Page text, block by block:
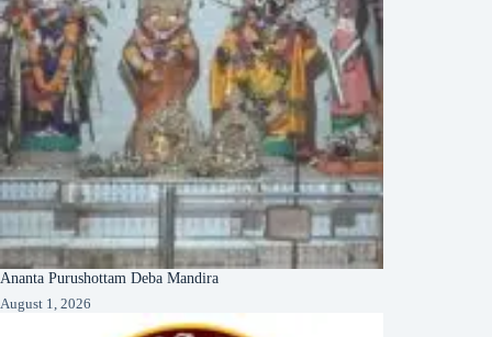
Ananta Purushottam Deba Mandira
August 1, 2026